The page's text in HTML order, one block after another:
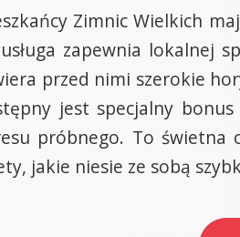
Zimnic Wielkich
zapewnia lokalnej
przed nimi szerokie
jest specjalny
próbnego. To świetna
jakie niesie ze sobą